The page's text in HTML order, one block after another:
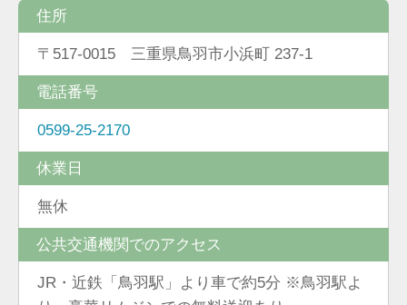
住所
〒517-0015 三重県鳥羽市小浜町 237-1
電話番号
0599-25-2170
休業日
無休
公共交通機関でのアクセス
JR・近鉄「鳥羽駅」より車で約5分 ※鳥羽駅よ